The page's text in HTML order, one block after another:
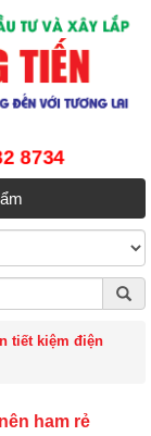
8734
tiết kiệm điện
ham rẻ